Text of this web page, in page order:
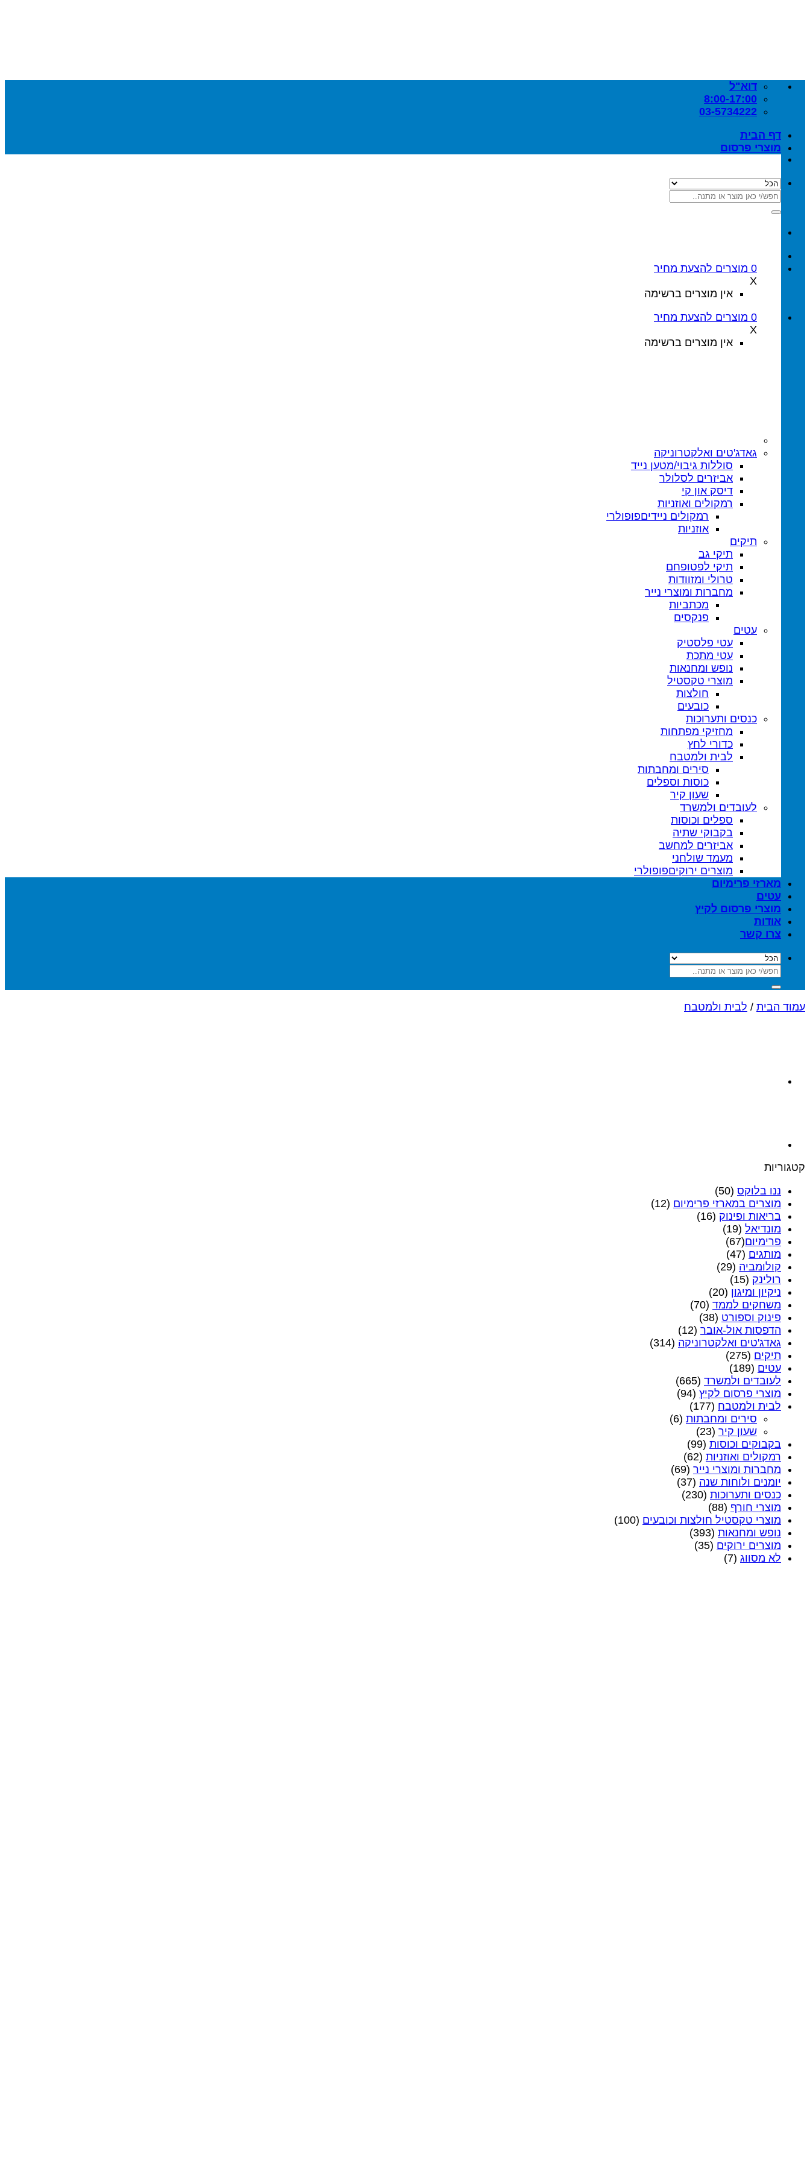
חיפוש
0 מוצרים להצעת מחיר
X
אין מוצרים ברשימה
0 מוצרים להצעת מחיר
X
אין מוצרים ברשימה
דוא"ל
8:00-17:00
03-5734222
דף הבית
מוצרי פרסום
גאדג'טים ואלקטרוניקה
סוללות גיבוי/מטען נייד
אביזרים לסלולר
דיסק און קי
רמקולים ואוזניות
רמקולים ניידים
אוזניות
תיקים
תיקי גב
תיקי לפטופ
טרולי ומזוודות
מחברות ומוצרי נייר
מכתביות
פנקסים
עטים
עטי פלסטיק
עטי מתכת
נופש ומחנאות
מוצרי טקסטיל
חולצות
כובעים
כנסים ותערוכות
מחזיקי מפתחות
כדורי לחץ
לבית ולמטבח
סירים ומחבתות
כוסות וספלים
שעון קיר
לעובדים ולמשרד
ספלים וכוסות
בקבוקי שתיה
אביזרים למחשב
מעמד שולחני
מוצרים ירוקים
מארזי פרימיום
עטים
מוצרי פרסום לקיץ
אודות
צרו קשר
חיפוש
עמוד הבית / לבית ולמטבח
קטגוריות
ננו בלוקס (50)
מוצרים במארזי פרימיום (12)
בריאות ופינוק (16)
מונדיאל (19)
פרימיום‎(67)
מותגים (47)
קולומביה (29)
רולינק (15)
ניקיון ומיגון (20)
משחקים לממד (70)
פינוק וספורט (38)
הדפסות אול-אובר (12)
גאדג'טים ואלקטרוניקה (314)
תיקים (275)
עטים (189)
לעובדים ולמשרד (665)
מוצרי פרסום לקיץ (94)
לבית ולמטבח (177)
סירים ומחבתות (6)
שעון קיר (23)
בקבוקים וכוסות (99)
רמקולים ואוזניות (62)
מחברות ומוצרי נייר (69)
יומנים ולוחות שנה (37)
כנסים ותערוכות (230)
מוצרי חורף (88)
מוצרי טקסטיל חולצות וכובעים (100)
נופש ומחנאות (393)
מוצרים ירוקים (35)
לא מסווג (7)